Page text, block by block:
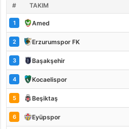
# TAKIM
1 Amed
2 Erzurumspor FK
3 Başakşehir
4 Kocaelispor
5 Beşiktaş
6 Eyüpspor